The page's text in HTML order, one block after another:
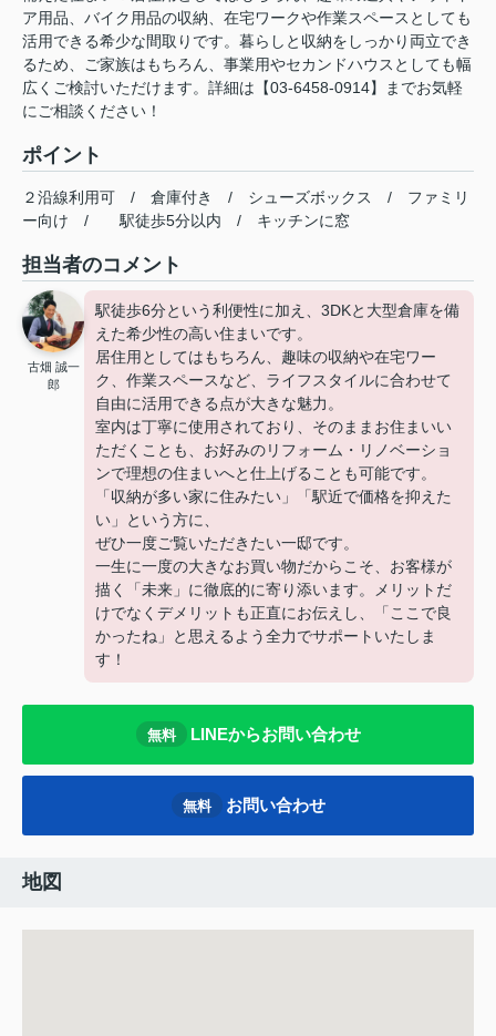
ア用品、バイク用品の収納、在宅ワークや作業スペースとしても
活用できる希少な間取りです。暮らしと収納をしっかり両立でき
るため、ご家族はもちろん、事業用やセカンドハウスとしても幅
広くご検討いただけます。詳細は【03-6458-0914】までお気軽
にご相談ください！
ポイント
２沿線利用可 / 倉庫付き / シューズボックス /
ファミリ
ー向け
/ 駅徒歩5分以内 / キッチンに窓
担当者のコメント
古畑 誠一
郎
駅徒歩6分という利便性に加え、3DKと大型倉庫を備
えた希少性の高い住まいです。
居住用としてはもちろん、趣味の収納や在宅ワー
ク、作業スペースなど、ライフスタイルに合わせて
自由に活用できる点が大きな魅力。
室内は丁寧に使用されており、そのままお住まいい
ただくことも、お好みのリフォーム・リノベーショ
ンで理想の住まいへと仕上げることも可能です。
「収納が多い家に住みたい」「駅近で価格を抑えた
い」という方に、
ぜひ一度ご覧いただきたい一邸です。
一生に一度の大きなお買い物だからこそ、お客様が
描く「未来」に徹底的に寄り添います。メリットだ
けでなくデメリットも正直にお伝えし、「ここで良
かったね」と思えるよう全力でサポートいたしま
す！
無料 LINEからお問い合わせ
無料 お問い合わせ
地図